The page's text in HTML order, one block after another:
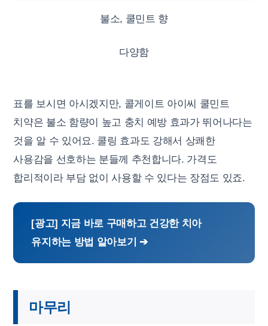
불소, 쿨민트 향
다양함
표를 보시면 아시겠지만, 콜게이트 아이씨 쿨민트
치약은 불소 함량이 높고 충치 예방 효과가 뛰어나다는
것을 알 수 있어요. 쿨링 효과도 강해서 상쾌한
사용감을 선호하는 분들께 추천합니다. 가격도
합리적이라 부담 없이 사용할 수 있다는 장점도 있죠.
[광고] 지금 바로 구매하고 건강한 치아
유지하는 방법 알아보기 ➔
마무리